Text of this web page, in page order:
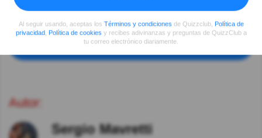
buena pregunta y explicación, fácil.
Ver más comentarios
Autor:
Sergio Mavretti
Al seguir usando, aceptas los Términos y condiciones de Quizzclub, Política de
privacidad, Política de cookies y recibes adivinanzas y preguntas de QuizzClub a
tu correo electrónico diariamente.